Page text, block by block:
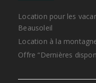
Location pour les
Beausoleil
Location à la
Offre “Dernières